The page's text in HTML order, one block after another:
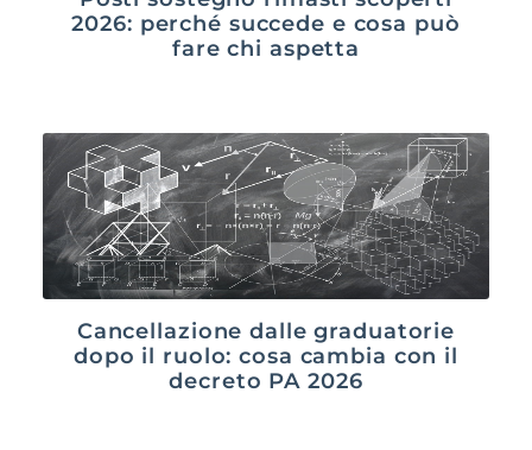
2026: perché succede e cosa può
fare chi aspetta
Cancellazione dalle graduatorie
dopo il ruolo: cosa cambia con il
decreto PA 2026